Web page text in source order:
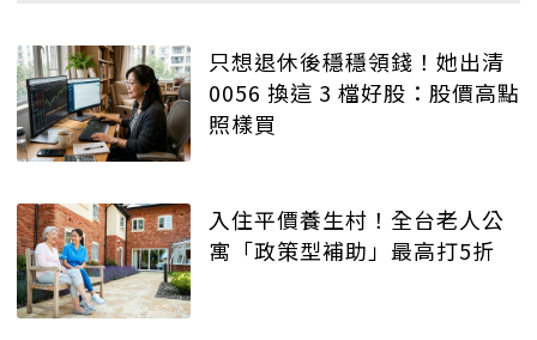
只想退休後穩穩領錢！她出清
0056 換這 3 檔好股：股價高點
照樣買
入住平價養生村！全台老人公
寓「政策型補助」最高打5折